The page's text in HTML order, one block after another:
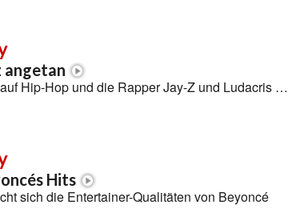
angetan
Hip-Hop und die Rapper Jay-Z und Ludacris …
Hits
sich die Entertainer-Qualitäten von Beyoncé